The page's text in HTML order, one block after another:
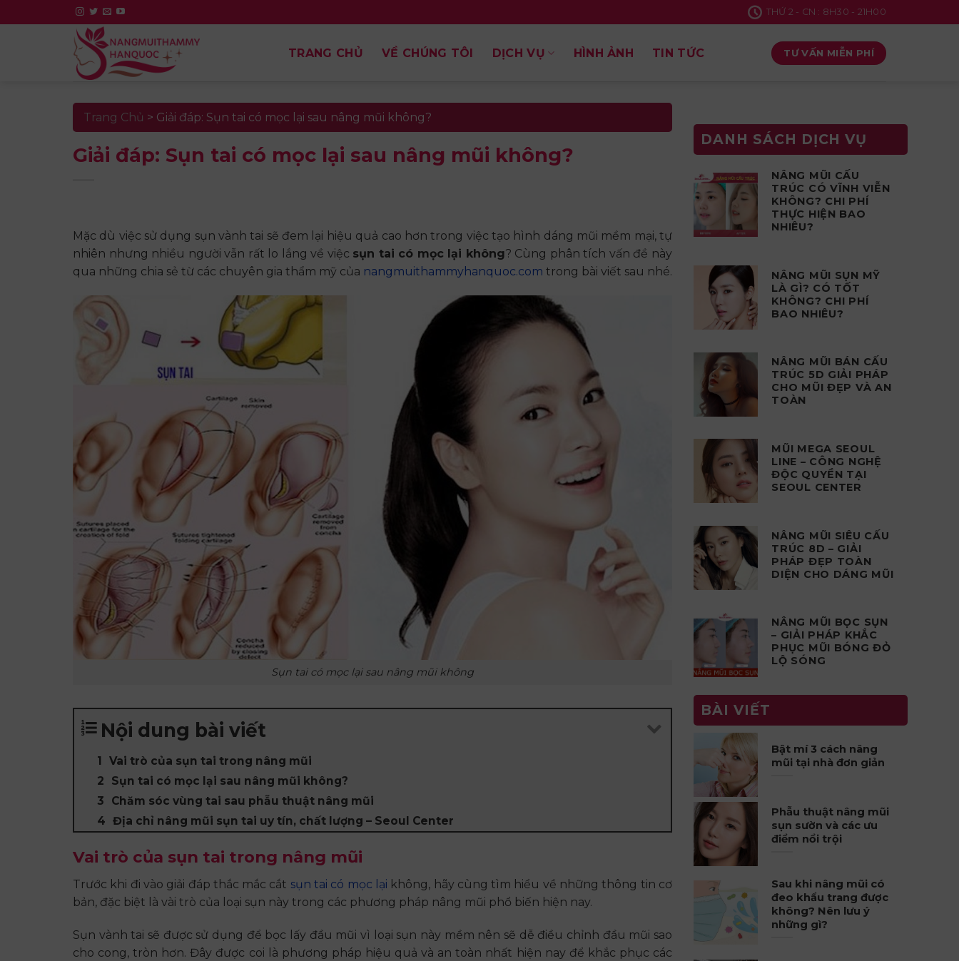
to
THỨ 2 - CN : 8H30 - 21H00
TRANG CHỦ VỀ CHÚNG TÔI DỊCH VỤ HÌNH ẢNH TIN TỨC TƯ VẤN MIỄN PHÍ
Trang Chủ > Giải đáp: Sụn tai có mọc lại sau nâng mũi không?
Giải đáp: Sụn tai có mọc lại sau nâng mũi không?
Mặc dù việc sử dụng sụn vành tai sẽ đem lại hiệu quả cao hơn trong việc tạo hình dáng mũi mềm mại, tự
nhiên nhưng nhiều người vẫn rất lo lắng về việc sụn tai có mọc lại không? Cùng phân tích vấn đề này
qua những chia sẻ từ các chuyên gia thẩm mỹ của nangmuithammyhanquoc.com trong bài viết sau nhé.
Sụn tai có mọc lại sau nâng mũi không
Nội dung bài viết
Vai trò của sụn tai trong nâng mũi
Sụn tai có mọc lại sau nâng mũi không?
Chăm sóc vùng tai sau phẫu thuật nâng mũi
Địa chỉ nâng mũi sụn tai uy tín, chất lượng – Seoul Center
Vai trò của sụn tai trong nâng mũi
Trước khi đi vào giải đáp thắc mắc cắt sụn tai có mọc lại không, hãy cùng tìm hiểu về những thông tin cơ
bản, đặc biệt là vài trò của loại sụn này trong các phương pháp nâng mũi phổ biến hiện nay.
Sụn vành tai sẽ được sử dụng để bọc lấy đầu mũi vì loại sụn này mềm nên sẽ dễ điều chỉnh đầu mũi sao
cho cong, tròn hơn. Đây được coi là phương pháp hiệu quả và an toàn nhất hiện nay để khắc phục các
DANH SÁCH DỊCH VỤ
NÂNG MŨI CẤU
TRÚC CÓ VĨNH VIỄN
KHÔNG? CHI PHÍ
THỰC HIỆN BAO
NHIÊU?
NÂNG MŨI SỤN MỸ
LÀ GÌ? CÓ TỐT
KHÔNG? CHI PHÍ
BAO NHIÊU?
NÂNG MŨI BÁN CẤU
TRÚC 5D GIẢI PHÁP
CHO MŨI ĐẸP VÀ AN
TOÀN
MŨI MEGA SEOUL
LINE – CÔNG NGHỆ
ĐỘC QUYỀN TẠI
SEOUL CENTER
NÂNG MŨI SIÊU CẤU
TRÚC 8D – GIẢI
PHÁP ĐẸP TOÀN
DIỆN CHO DÁNG MŨI
NÂNG MŨI BỌC SỤN
– GIẢI PHÁP KHẮC
PHỤC MŨI BÓNG ĐỎ
LỘ SÓNG
BÀI VIẾT
Bật mí 3 cách nâng
mũi tại nhà đơn giản
Phẫu thuật nâng mũi
sụn sườn và các ưu
điểm nổi trội
Sau khi nâng mũi có
đeo khẩu trang được
không? Nên lưu ý
những gì?